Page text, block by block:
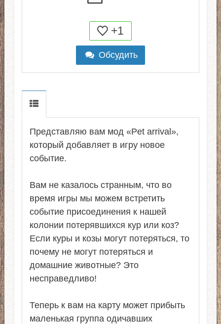
+1
Обсудить
Представляю вам мод «Pet arrival»,
который добавляет в игру новое
событие.
Вам не казалось странным, что во
время игры мы можем встретить
событие присоединения к нашей
колонии потерявшихся кур или коз?
Если куры и козы могут потеряться, то
почему не могут потеряться и
домашние животные? Это
несправедливо!
Теперь к вам на карту может прибыть
маленькая группа одичавших